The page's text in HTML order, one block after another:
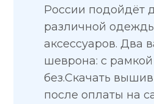
России подойдёт
различной
аксессуаров. Два
шеврона: с рамкой
без.Скачать
после оплаты на